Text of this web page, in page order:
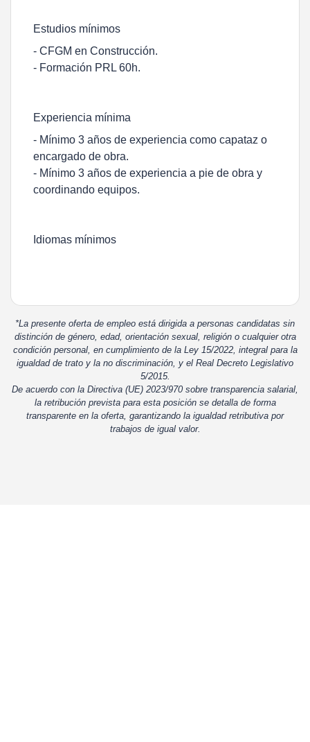
Estudios mínimos
- CFGM en Construcción.
- Formación PRL 60h.
Experiencia mínima
- Mínimo 3 años de experiencia como capataz o
encargado de obra.
- Mínimo 3 años de experiencia a pie de obra y
coordinando equipos.
Idiomas mínimos
*La presente oferta de empleo está dirigida a personas candidatas sin
distinción de género, edad, orientación sexual, religión o cualquier otra
condición personal, en cumplimiento de la Ley 15/2022, integral para la
igualdad de trato y la no discriminación, y el Real Decreto Legislativo
5/2015.
De acuerdo con la Directiva (UE) 2023/970 sobre transparencia salarial,
la retribución prevista para esta posición se detalla de forma
transparente en la oferta, garantizando la igualdad retributiva por
trabajos de igual valor.